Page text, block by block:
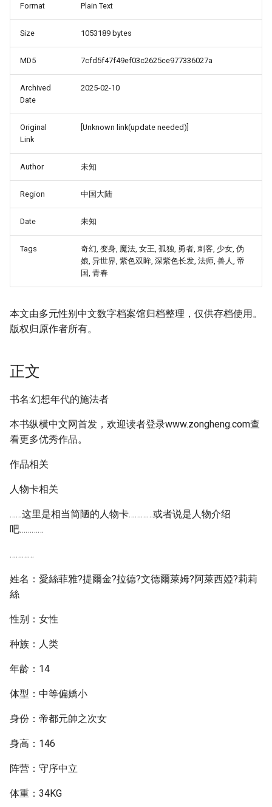
Format Plain Text
Size 1053189 bytes
MD5 7cfd5f47f49ef03c2625ce977336027a
Archived
Date
2025-02-10
Original
Link
[Unknown link(update needed)]
Author 未知
Region 中国大陆
Date 未知
Tags
奇幻, 变身, 魔法, 女王, 孤独, 勇者, 刺客, 少女, 伪
娘, 异世界, 紫色双眸, 深紫色长发, 法师, 兽人, 帝
国, 青春
本文由多元性别中文数字档案馆归档整理，仅供存档使用。
版权归原作者所有。
正文
书名:幻想年代的施法者
本书纵横中文网首发，欢迎读者登录www.zongheng.com查
看更多优秀作品。
作品相关
人物卡相关
……这里是相当简陋的人物卡…………或者说是人物介绍
吧…………
…………
姓名：愛絲菲雅?提爾金?拉德?文德爾萊姆?阿萊西婭?莉莉
絲
性别：女性
种族：人类
年龄：14
体型：中等偏嬌小
身份：帝都元帥之次女
身高：146
阵营：守序中立
体重：34KG